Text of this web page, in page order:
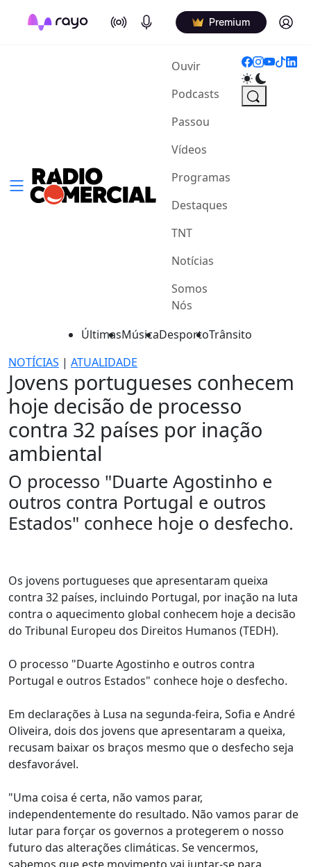
On Air Podcasts Premium Log in
Ouvir(current)
Podcasts
Passou
Vídeos
Programas
Destaques
TNT
Notícias
Somos
Nós
ÚltimasMúsicaDesportoTrânsito
NOTÍCIAS | ATUALIDADE
Jovens portugueses conhecem
hoje decisão de processo
contra 32 países por inação
ambiental
O processo "Duarte Agostinho e
outros contra Portugal e outros
Estados" conhece hoje o desfecho.
Os jovens portugueses que apresentaram queixa
contra 32 países, incluindo Portugal, por inação na luta
contra o aquecimento global conhecem hoje a decisão
do Tribunal Europeu dos Direitos Humanos (TEDH).
O processo "Duarte Agostinho e outros contra
Portugal e outros Estados" conhece hoje o desfecho.
Em declarações à Lusa na segunda-feira, Sofia e André
Oliveira, dois dos jovens que apresentaram a queixa,
recusam baixar os braços mesmo que o desfecho seja
desfavorável.
"Uma coisa é certa, não vamos parar,
independentemente do resultado. Não vamos parar de
lutar para forçar os governos a protegerem o nosso
futuro das alterações climáticas. Se vencermos,